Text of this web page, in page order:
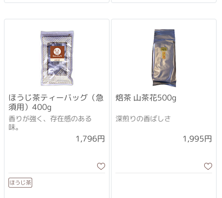
ほうじ茶ティーバッグ（急
須用）400g
香りが強く、存在感のある
味。
1,796円
ほうじ茶
焙茶 山茶花500g
深煎りの香ばしさ
1,995円